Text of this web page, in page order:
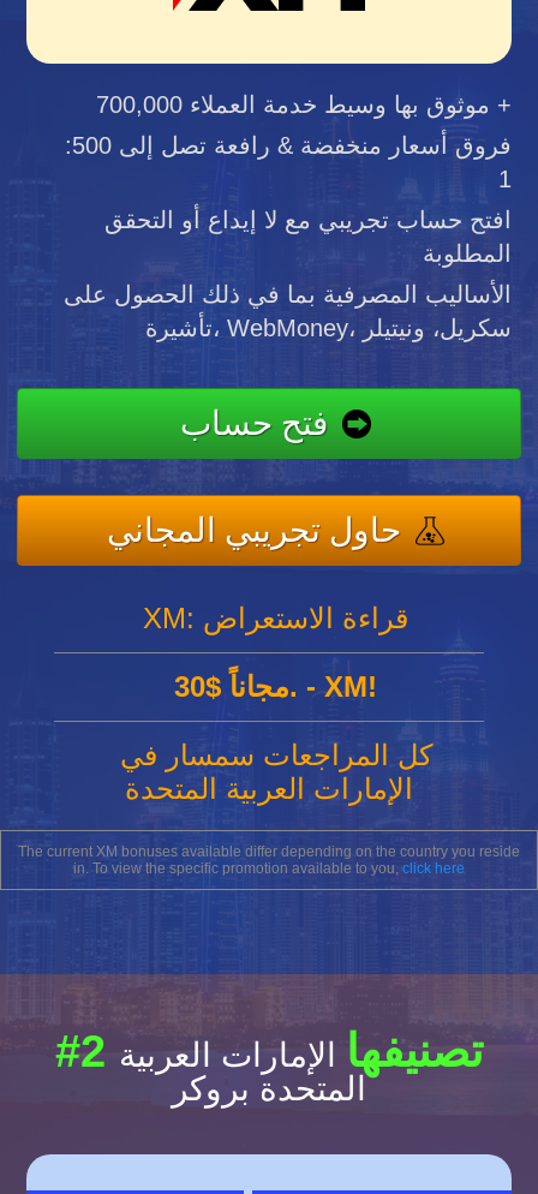
موثوق بها وسيط خدمة العملاء 700,000 +
فروق أسعار منخفضة & رافعة تصل إلى 500:
1
افتح حساب تجريبي مع لا إيداع أو التحقق
المطلوبة
الأساليب المصرفية بما في ذلك الحصول على
تأشيرة، WebMoney، سكريل، ونيتيلر
فتح حساب
حاول تجريبي المجاني
XM: قراءة الاستعراض
30$ مجاناً. - XM!
كل المراجعات سمسار في
الإمارات العربية المتحدة
The current XM bonuses available differ depending on the country you reside
in. To view the specific promotion available to you, click here
#2 تصنيفها
الإمارات العربية
المتحدة بروكر